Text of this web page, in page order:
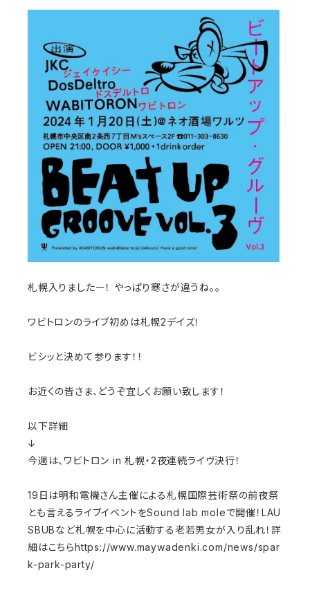
札幌入りましたー！ やっぱり寒さが違うね。。
ワビトロンのライブ初めは札幌2デイズ！
ビシッと決めて参ります！！
お近くの皆さま、どうぞ宜しくお願い致します！
以下詳細
↓
今週は、ワビトロン in 札幌・2夜連続ライヴ決行！
19日は明和電機さん主催による札幌国際芸術祭の前夜祭
とも言えるライブイベントをSound lab moleで開催！LAU
SBUBなど札幌を中心に活動する老若男女が入り乱れ！詳
細はこちらhttps://www.maywadenki.com/news/spar
k-park-party/